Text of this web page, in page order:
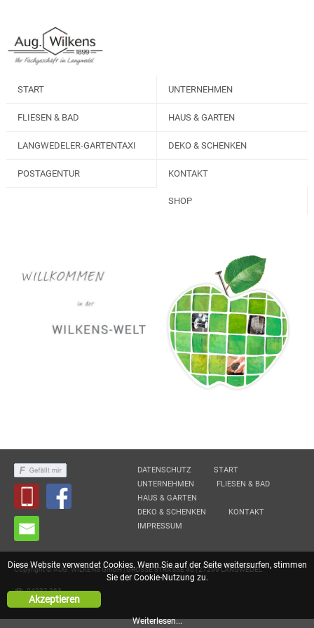
Diese Website verwendet Cookies. Wenn Sie auf der Seite weitersurfen, stimmen
Sie der Cookie-Nutzung zu.
Akzeptieren
Weiterlesen...
START UNTERNEHMEN
FLIESEN & BAD HAUS & GARTEN
LANGWEDELER-GARTENTAXI DEKO & SCHENKEN
POSTAGENTUR KONTAKT
SHOP
DATENSCHUTZ
START
UNTERNEHMEN
FLIESEN & BAD
HAUS & GARTEN
DEKO & SCHENKEN
KONTAKT
IMPRESSUM
Copyright © AUG. WILKENS GmbH | GROSSE STRASSE 46 | 27299 LANGWEDEL
04232 263